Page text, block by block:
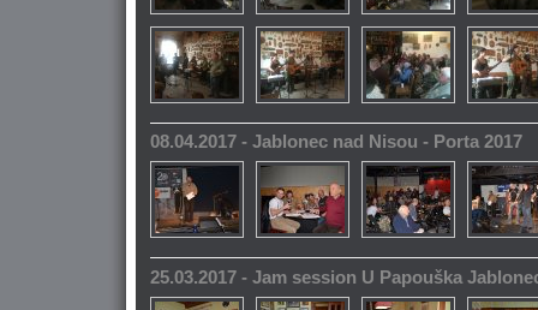
08.04.2017 - Jablonec nad Nisou - Porta 2017
25.03.2017 - Jam session U Papouška